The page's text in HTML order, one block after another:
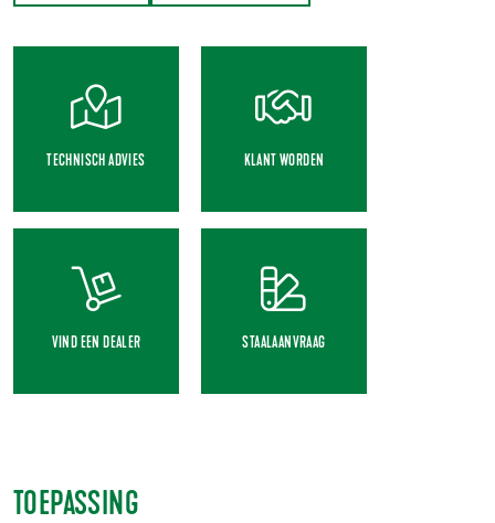
TECHNISCH ADVIES KLANT WORDEN
VIND EEN DEALER STAALAANVRAAG
TOEPASSING